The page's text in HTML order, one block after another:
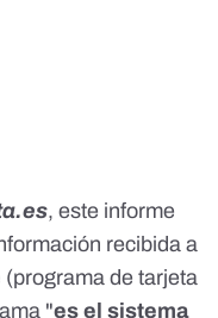
, este informe
recibida a
(programa de tarjeta
"es el sistema